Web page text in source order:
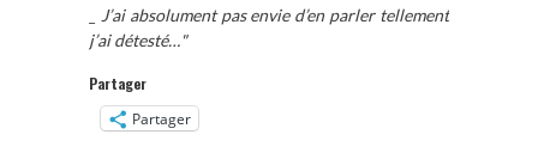
_ J’ai absolument pas envie d’en parler tellement
j’ai détesté…"
Partager
Partager